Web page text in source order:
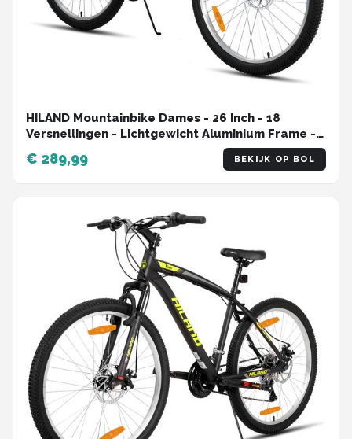
HILAND Mountainbike Dames - 26 Inch - 18
Versnellingen - Lichtgewicht Aluminium Frame -
Verende Voorvork - Dubbele Schijfremmen
€ 289,99 BEKIJK OP BOL